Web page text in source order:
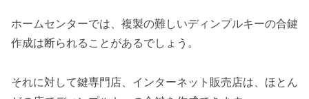
ホームセンターでは、複製の難しいディンプルキーの合鍵
作成は断られることがあるでしょう。
それに対して鍵専門店、インターネット販売店は、ほとん